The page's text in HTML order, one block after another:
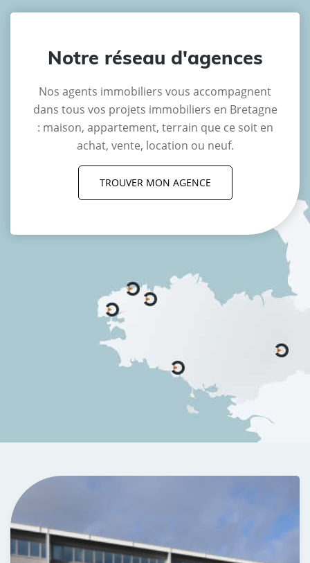
Notre réseau d'agences
Nos agents immobiliers vous accompagnent
dans tous vos projets immobiliers en Bretagne
: maison, appartement, terrain que ce soit en
achat, vente, location ou neuf.
TROUVER MON AGENCE